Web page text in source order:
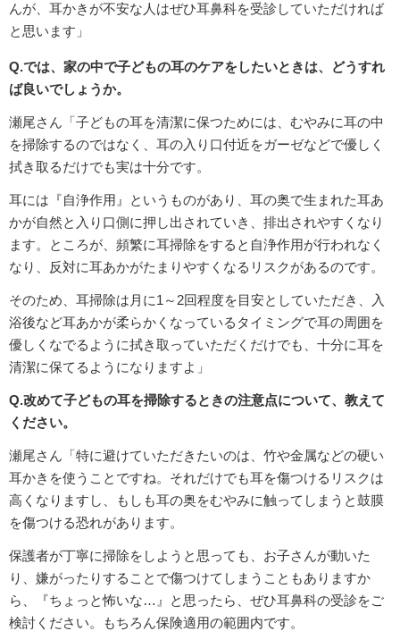
んが、耳かきが不安な人はぜひ耳鼻科を受診していただければ
と思います」
Q.では、家の中で子どもの耳のケアをしたいときは、どうすれ
ば良いでしょうか。
瀬尾さん「子どもの耳を清潔に保つためには、むやみに耳の中
を掃除するのではなく、耳の入り口付近をガーゼなどで優しく
拭き取るだけでも実は十分です。
耳には『自浄作用』というものがあり、耳の奥で生まれた耳あ
かが自然と入り口側に押し出されていき、排出されやすくなり
ます。ところが、頻繁に耳掃除をすると自浄作用が行われなく
なり、反対に耳あかがたまりやすくなるリスクがあるのです。
そのため、耳掃除は月に1～2回程度を目安としていただき、入
浴後など耳あかが柔らかくなっているタイミングで耳の周囲を
優しくなでるように拭き取っていただくだけでも、十分に耳を
清潔に保てるようになりますよ」
Q.改めて子どもの耳を掃除するときの注意点について、教えて
ください。
瀬尾さん「特に避けていただきたいのは、竹や金属などの硬い
耳かきを使うことですね。それだけでも耳を傷つけるリスクは
高くなりますし、もしも耳の奥をむやみに触ってしまうと鼓膜
を傷つける恐れがあります。
保護者が丁寧に掃除をしようと思っても、お子さんが動いた
り、嫌がったりすることで傷つけてしまうこともありますか
ら、『ちょっと怖いな…』と思ったら、ぜひ耳鼻科の受診をご
検討ください。もちろん保険適用の範囲内です。